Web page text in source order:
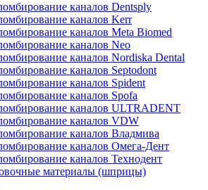
каналов Dentsply
каналов Kerr
каналов Meta Biomed
каналов Neo
каналов Nordiska Dental
каналов Septodont
каналов Spident
каналов Spofa
каналов ULTRADENT
каналов VDW
каналов Владмива
каналов Омега-Дент
каналов Технодент
материалы (шприцы)